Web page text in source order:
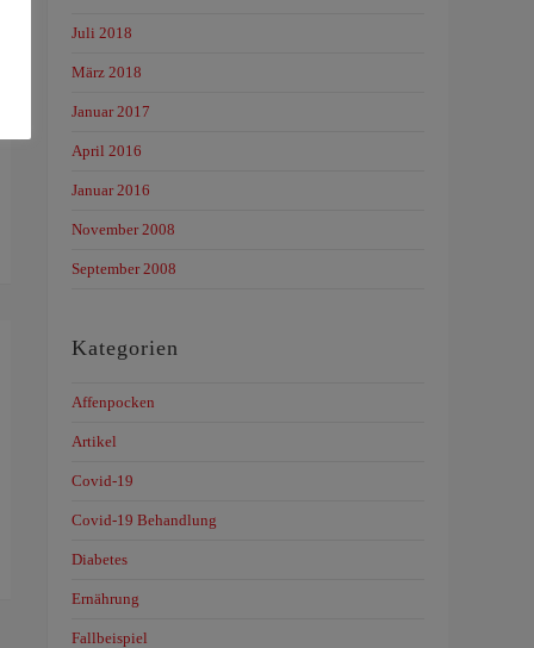
Juli 2018
März 2018
Januar 2017
April 2016
Januar 2016
November 2008
September 2008
Kategorien
Affenpocken
Artikel
Covid-19
Covid-19 Behandlung
Diabetes
Ernährung
Fallbeispiel